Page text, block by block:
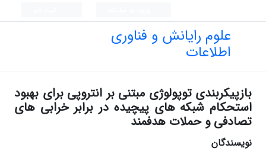
علوم رایانش و فناوری
اطلاعات
بازپیکربندی توپولوژی مبتنی بر انتروپی برای بهبود
استحکام شبکه های پیچیده در برابر خرابی های
تصادفی و حملات هدفمند
نویسندگان